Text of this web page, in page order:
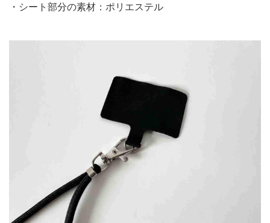
・シート部分の素材：ポリエステル